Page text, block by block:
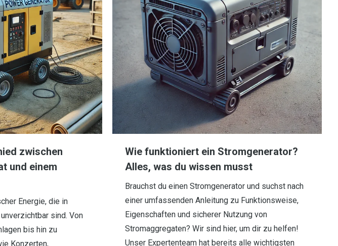
zwischen
und einem
Energie, die in
sind. Von
bis hin zu
Konzerten,
Wie funktioniert ein Stromgenerator?
Alles, was du wissen musst
Brauchst du einen Stromgenerator und suchst nach
einer umfassenden Anleitung zu Funktionsweise,
Eigenschaften und sicherer Nutzung von
Stromaggregaten? Wir sind hier, um dir zu helfen!
Unser Expertenteam hat bereits alle wichtigsten